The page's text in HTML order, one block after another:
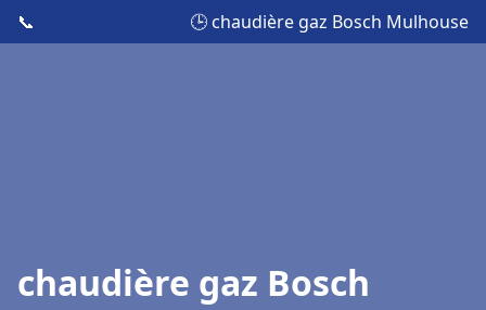
📞 🕒 chaudière gaz Bosch Mulhouse
chaudière gaz Bosch